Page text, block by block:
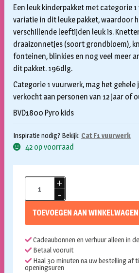
Een leuk kinderpakket met categorie
variatie in dit leuke pakket, waardoor
verschillende leeftijden leuk is.
draaizonnetjes (soort grondbloem),
fonteinen, blinkies en nog veel meer
dit pakket. 196dlg.
Categorie 1 vuurwerk, mag het gehele
verkocht aan personen van 12 jaar of
BVD1800 Pyro kids
Inspiratie nodig? Bekijk: Cat F1 vuurwerk
42 op voorraad
vuurwerkpakket
196
delig
TOEVOEGEN AAN WINKELWAGEN
Cadeaubonnen en verhuur alleen in
Betaal vooruit
Haal 30 minuten na uw bestelling af
openingsuren